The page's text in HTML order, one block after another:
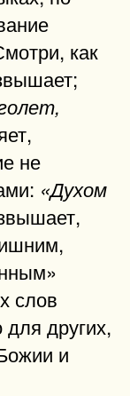
как
не
«Духом
слов
других,
и